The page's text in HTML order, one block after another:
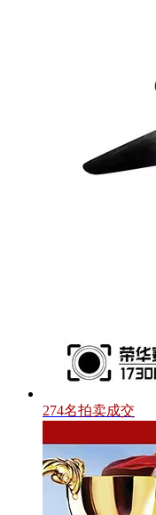
274名拍卖成交